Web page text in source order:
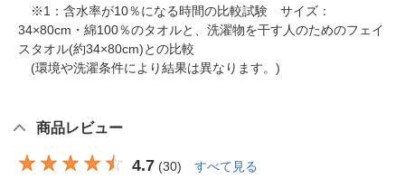
※1：含水率が10％になる時間の比較試験 サイズ：
34×80cm・綿100％のタオルと、洗濯物を干す人のためのフェイ
スタオル(約34×80cm)との比較
(環境や洗濯条件により結果は異なります。)
商品レビュー
4.7 (30) すべて見る